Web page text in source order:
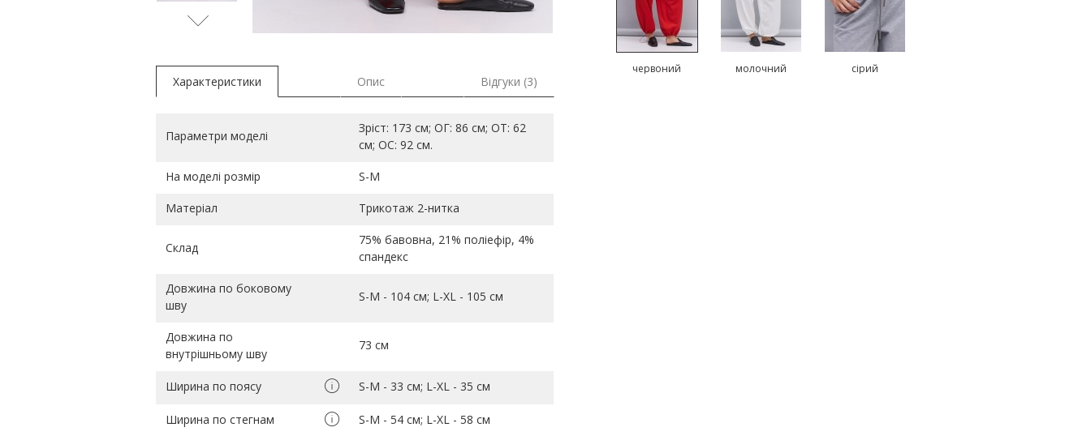
червоний молочний сірий
Характеристики Опис Відгуки (3)
Параметри моделі
Зріст: 173 см; ОГ: 86 см; ОТ: 62
см; ОС: 92 см.
На моделі розмір S-M
Матеріал Трикотаж 2-нитка
Склад
75% бавовна, 21% поліефір, 4%
спандекс
Довжина по боковому
шву
S-M - 104 см; L-ХL - 105 см
Довжина по
внутрішньому шву
73 см
Ширина по поясу S-M - 33 см; L-ХL - 35 см
Ширина по стегнам S-M - 54 см; L-ХL - 58 см